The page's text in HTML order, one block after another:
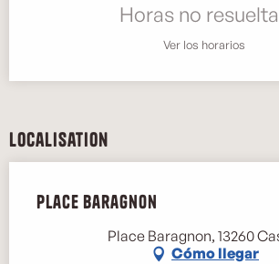
Horas no
Ver los horarios
Localisation
Place Baragnon
Place Baragnon, 13260
Cómo llegar